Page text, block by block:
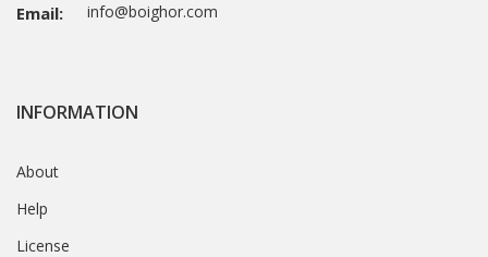
Email: info@boighor.com
INFORMATION
About
Help
License